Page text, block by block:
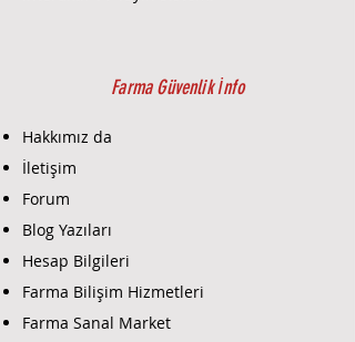
Farma Güvenlik İnfo
Hakkımız da
İletişim
Forum
Blog Yazıları
Hesap Bilgileri
Farma Bilişim Hizmetleri
Farma Sanal Market